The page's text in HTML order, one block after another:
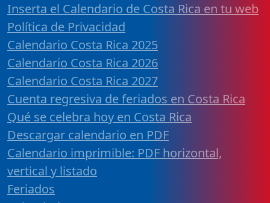
Inserta el Calendario de Costa Rica en tu web
Política de Privacidad
Calendario Costa Rica 2025
Calendario Costa Rica 2026
Calendario Costa Rica 2027
Cuenta regresiva de feriados en Costa Rica
Qué se celebra hoy en Costa Rica
Descargar calendario en PDF
Calendario imprimible: PDF horizontal,
vertical y listado
Feriados